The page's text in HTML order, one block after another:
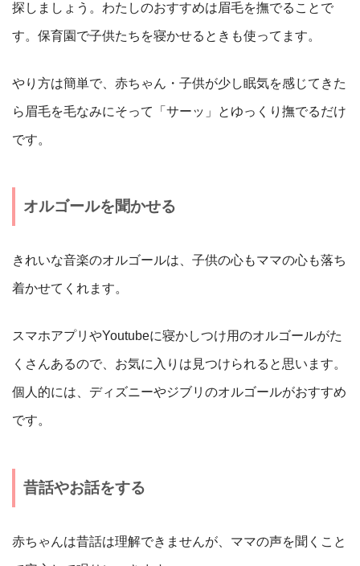
探しましょう。わたしのおすすめは眉毛を撫でることで
す。保育園で子供たちを寝かせるときも使ってます。
やり方は簡単で、赤ちゃん・子供が少し眠気を感じてきた
ら眉毛を毛なみにそって「サーッ」とゆっくり撫でるだけ
です。
オルゴールを聞かせる
きれいな音楽のオルゴールは、子供の心もママの心も落ち
着かせてくれます。
スマホアプリやYoutubeに寝かしつけ用のオルゴールがた
くさんあるので、お気に入りは見つけられると思います。
個人的には、ディズニーやジブリのオルゴールがおすすめ
です。
昔話やお話をする
赤ちゃんは昔話は理解できませんが、ママの声を聞くこと